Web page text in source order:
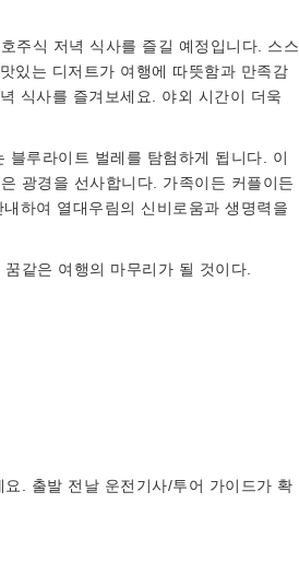
주식 저녁 식사를 즐길 예정입니다. 스스
있는 디저트가 여행에 따뜻함과 만족감
식사를 즐겨보세요. 야외 시간이 더욱
루라이트 벌레를 탐험하게 됩니다. 이
광경을 선사합니다. 가족이든 커플이든
하여 열대우림의 신비로움과 생명력을
같은 여행의 마무리가 될 것이다.
. 출발 전날 운전기사/투어 가이드가 확